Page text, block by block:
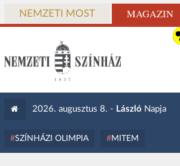
NEMZETI MOST MAGAZIN
2026. augusztus 8. - László Napja
SZÍNHÁZI OLIMPIA MITEM